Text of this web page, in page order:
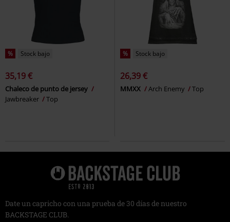
% Stock bajo
35,19 €
Chaleco de punto de jersey
Jawbreaker
Top
% Stock bajo
26,39 €
MMXX Arch Enemy Top
Date un capricho con una prueba de 30 días de nuestro
BACKSTAGE CLUB.